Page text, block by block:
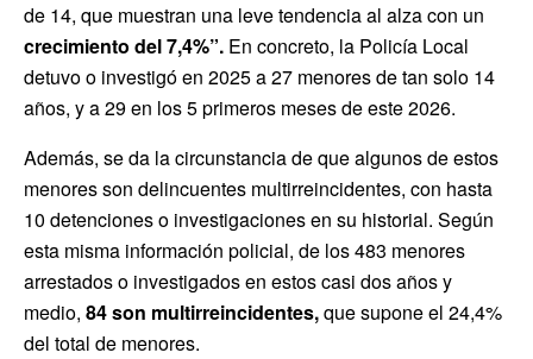
de 14, que muestran una leve tendencia al alza con un
crecimiento del 7,4%”. En concreto, la Policía Local
detuvo o investigó en 2025 a 27 menores de tan solo 14
años, y a 29 en los 5 primeros meses de este 2026.
Además, se da la circunstancia de que algunos de estos
menores son delincuentes multirreincidentes, con hasta
10 detenciones o investigaciones en su historial. Según
esta misma información policial, de los 483 menores
arrestados o investigados en estos casi dos años y
medio, 84 son multirreincidentes,que supone el 24,4%
del total de menores.